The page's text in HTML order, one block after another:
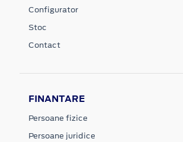
Configurator
Stoc
Contact
FINANTARE
Persoane fizice
Persoane juridice